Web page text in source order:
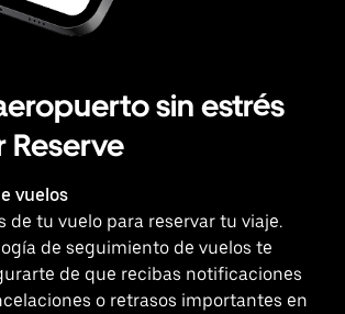
sin estrés
Reserve
vuelos
de tu vuelo para reservar tu viaje.
de seguimiento de vuelos te
de que recibas notificaciones
o retrasos importantes en